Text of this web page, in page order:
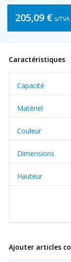
205,09 € s/TVA
Caractéristiques
Capacité
Matériel
Couleur
Dimensions
Hauteur
Ajouter articles